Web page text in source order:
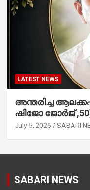
LATEST NEWS
അന്തരിച്ച
ഷിജോ ജോർജ്
July 5, 2026 SABARI
SABARI NEWS